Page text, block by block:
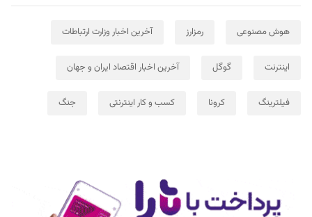
هوش مصنوعی رمزارز آخرین اخبار وزارت ارتباطات
اینترنت گوگل آخرین اخبار اقتصاد ایران و جهان
فیلترینگ کرونا کسب و کار اینترنتی جنگ